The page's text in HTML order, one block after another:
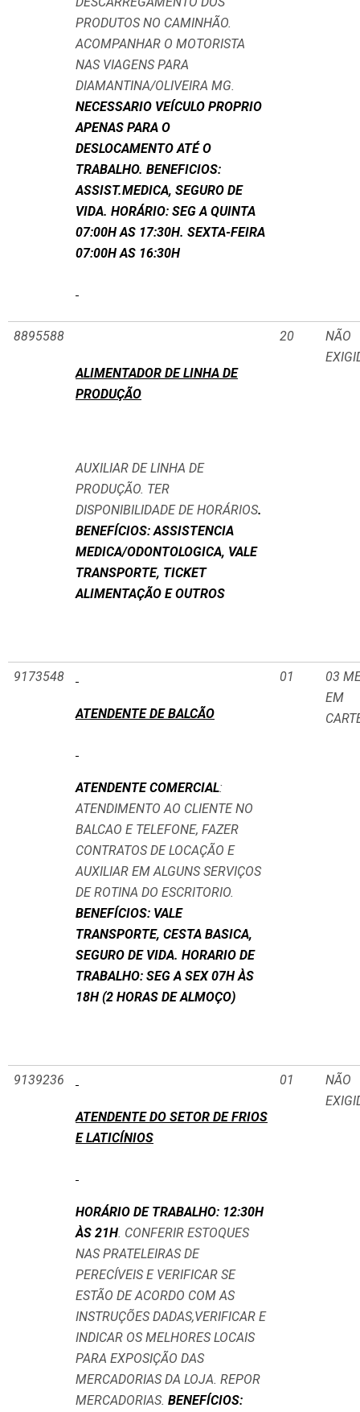
PRODUTOS NO CAMINHÃO.
ACOMPANHAR O MOTORISTA
NAS VIAGENS PARA
DIAMANTINA/OLIVEIRA MG.
NECESSARIO VEÍCULO PROPRIO
APENAS PARA O
DESLOCAMENTO ATÉ O
TRABALHO. BENEFICIOS:
ASSIST.MEDICA, SEGURO DE
VIDA. HORÁRIO: SEG A QUINTA
07:00H AS 17:30H. SEXTA-FEIRA
07:00H AS 16:30H
8895588
ALIMENTADOR DE LINHA DE
PRODUÇÃO
AUXILIAR DE LINHA DE
PRODUÇÃO. TER
DISPONIBILIDADE DE HORÁRIOS.
BENEFÍCIOS: ASSISTENCIA
MEDICA/ODONTOLOGICA, VALE
TRANSPORTE, TICKET
ALIMENTAÇÃO E OUTROS
20
NÃO
9173548
ATENDENTE DE BALCÃO
ATENDENTE COMERCIAL:
ATENDIMENTO AO CLIENTE NO
BALCAO E TELEFONE, FAZER
CONTRATOS DE LOCAÇÃO E
AUXILIAR EM ALGUNS SERVIÇOS
DE ROTINA DO ESCRITORIO.
BENEFÍCIOS: VALE
TRANSPORTE, CESTA BASICA,
SEGURO DE VIDA. HORARIO DE
TRABALHO: SEG A SEX 07H ÀS
18H (2 HORAS DE ALMOÇO)
01
03
EM
9139236
ATENDENTE DO SETOR DE FRIOS
E LATICÍNIOS
HORÁRIO DE TRABALHO: 12:30H
ÀS 21H. CONFERIR ESTOQUES
NAS PRATELEIRAS DE
PERECÍVEIS E VERIFICAR SE
ESTÃO DE ACORDO COM AS
INSTRUÇÕES DADAS,VERIFICAR E
INDICAR OS MELHORES LOCAIS
PARA EXPOSIÇÃO DAS
MERCADORIAS DA LOJA. REPOR
MERCADORIAS. BENEFÍCIOS:
01
NÃO